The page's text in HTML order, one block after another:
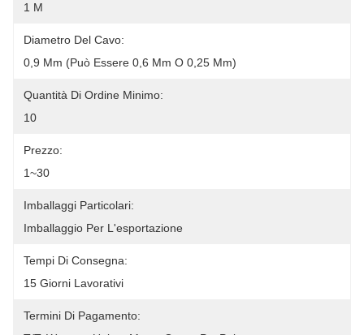
1 M
Diametro Del Cavo:
0,9 Mm (può Essere 0,6 Mm O 0,25 Mm)
Quantità Di Ordine Minimo:
10
Prezzo:
1~30
Imballaggi Particolari:
Imballaggio Per L'esportazione
Tempi Di Consegna:
15 Giorni Lavorativi
Termini Di Pagamento: